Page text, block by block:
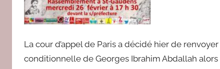
La cour d’appel de Paris a décidé hier de
conditionnelle de Georges Ibrahim Abdallah alors